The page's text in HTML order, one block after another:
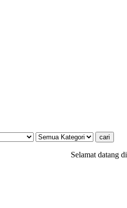
Selamat datang di website